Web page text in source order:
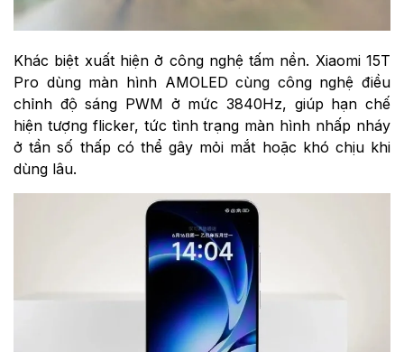
Khác biệt xuất hiện ở công nghệ tấm nền. Xiaomi 15T
Pro dùng màn hình AMOLED cùng công nghệ điều
chỉnh độ sáng PWM ở mức 3840Hz, giúp hạn chế
hiện tượng flicker, tức tình trạng màn hình nhấp nháy
ở tần số thấp có thể gây mỏi mắt hoặc khó chịu khi
dùng lâu.